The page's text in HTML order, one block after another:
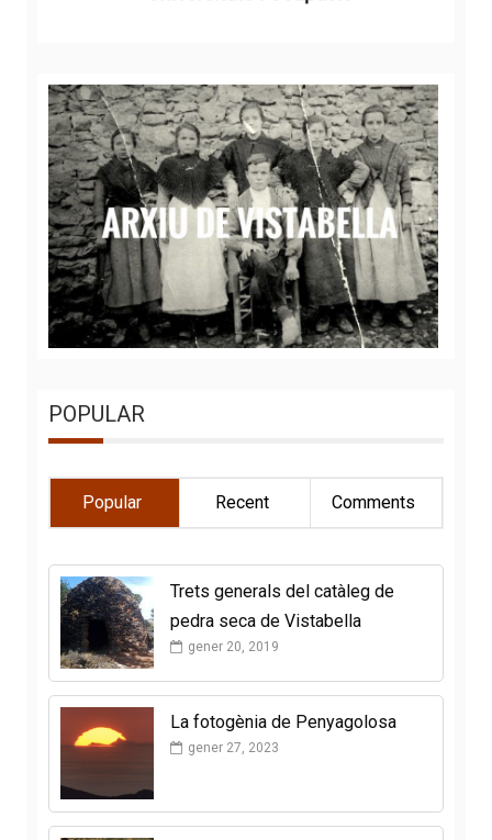
POPULAR
Popular Recent Comments
Trets generals del catàleg de
pedra seca de Vistabella
gener 20, 2019
La fotogènia de Penyagolosa
gener 27, 2023